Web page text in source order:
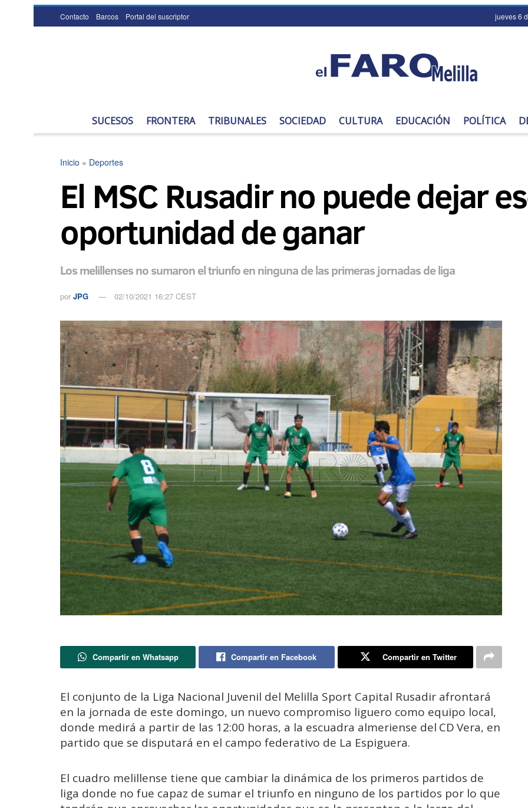
Contacto Barcos Portal del suscriptor jueves 6
SUCESOS FRONTERA TRIBUNALES SOCIEDAD CULTURA EDUCACIÓN POLÍTICA
Inicio » Deportes
El MSC Rusadir no puede dejar
oportunidad de ganar
Los melillenses no sumaron el triunfo en ninguna de las primeras jornadas de liga
por JPG 02/10/2021 16:27 CEST
Compartir en Whatsapp Compartir en Facebook Compartir en Twitter
El conjunto de la Liga Nacional Juvenil del Melilla Sport Capital Rusadir afrontará
en la jornada de este domingo, un nuevo compromiso liguero como equipo local,
donde medirá a partir de las 12:00 horas, a la escuadra almeriense del CD Vera, en
partido que se disputará en el campo federativo de La Espiguera.
El cuadro melillense tiene que cambiar la dinámica de los primeros partidos de
liga donde no fue capaz de sumar el triunfo en ninguno de los partidos por lo que